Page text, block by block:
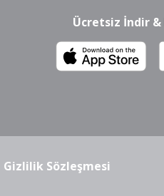
Ücretsiz İndir
Gizlilik Sözleşmesi